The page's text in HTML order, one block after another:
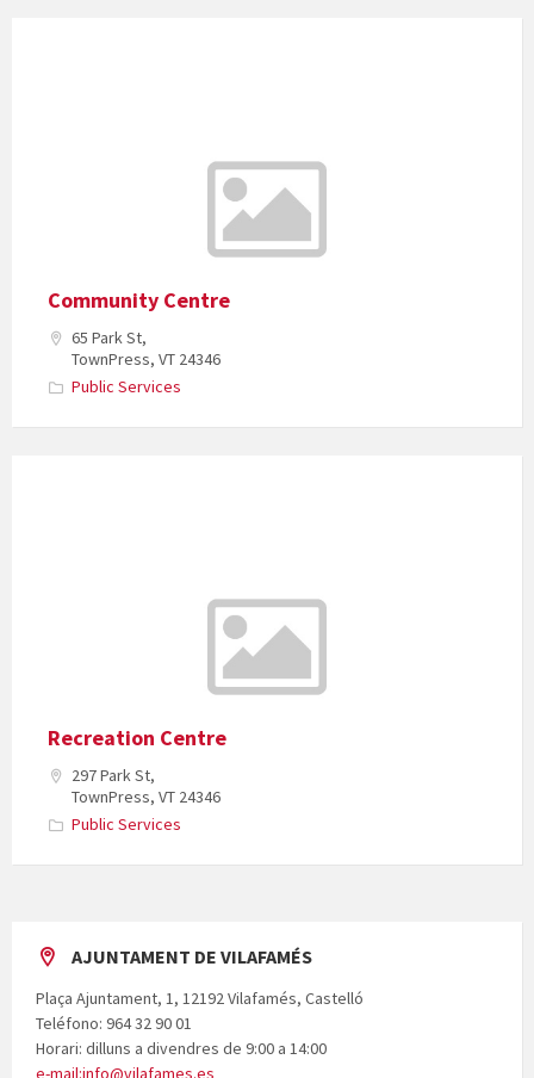
Community Centre
65 Park St,
TownPress, VT 24346
Public Services
Recreation Centre
297 Park St,
TownPress, VT 24346
Public Services
AJUNTAMENT DE VILAFAMÉS
Plaça Ajuntament, 1, 12192 Vilafamés, Castelló
Teléfono: 964 32 90 01
Horari: dilluns a divendres de 9:00 a 14:00